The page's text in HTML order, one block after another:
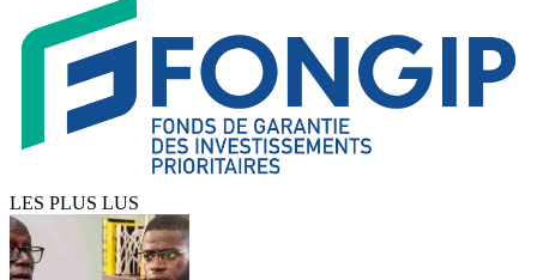
LES PLUS LUS